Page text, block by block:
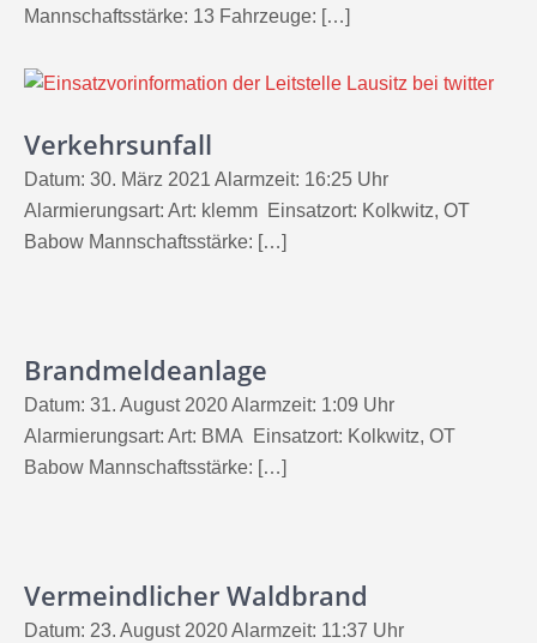
Mannschaftsstärke: 13 Fahrzeuge: […]
Verkehrsunfall
Datum: 30. März 2021 Alarmzeit: 16:25 Uhr
Alarmierungsart: Art: klemm Einsatzort: Kolkwitz, OT
Babow Mannschaftsstärke: […]
Brandmeldeanlage
Datum: 31. August 2020 Alarmzeit: 1:09 Uhr
Alarmierungsart: Art: BMA Einsatzort: Kolkwitz, OT
Babow Mannschaftsstärke: […]
Vermeindlicher Waldbrand
Datum: 23. August 2020 Alarmzeit: 11:37 Uhr